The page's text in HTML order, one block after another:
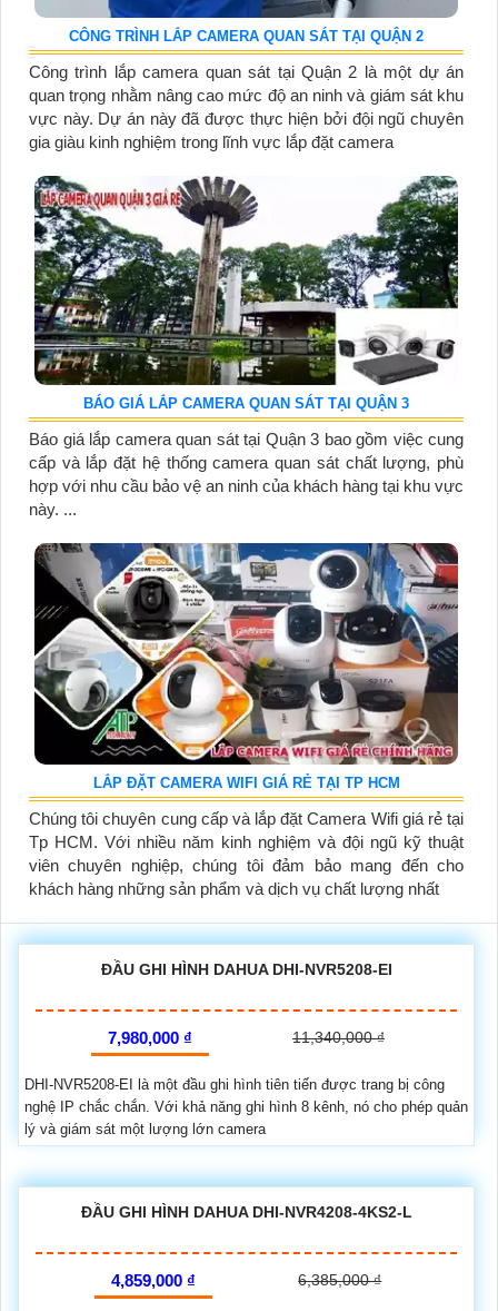
CÔNG TRÌNH LẮP CAMERA QUAN SÁT TẠI QUẬN 2
Công trình lắp camera quan sát tại Quận 2 là một dự án
quan trọng nhằm nâng cao mức độ an ninh và giám sát khu
vực này. Dự án này đã được thực hiện bởi đội ngũ chuyên
gia giàu kinh nghiệm trong lĩnh vực lắp đặt camera
BÁO GIÁ LẮP CAMERA QUAN SÁT TẠI QUẬN 3
Báo giá lắp camera quan sát tại Quận 3 bao gồm việc cung
cấp và lắp đặt hệ thống camera quan sát chất lượng, phù
hợp với nhu cầu bảo vệ an ninh của khách hàng tại khu vực
này. ...
LẮP ĐẶT CAMERA WIFI GIÁ RẺ TẠI TP HCM
Chúng tôi chuyên cung cấp và lắp đặt Camera Wifi giá rẻ tại
Tp HCM. Với nhiều năm kinh nghiệm và đội ngũ kỹ thuật
viên chuyên nghiệp, chúng tôi đảm bảo mang đến cho
khách hàng những sản phẩm và dịch vụ chất lượng nhất
ĐẦU GHI HÌNH DAHUA DHI-NVR5208-EI
7,980,000 ₫ 11,340,000 ₫
DHI-NVR5208-EI là một đầu ghi hình tiên tiến được trang bị công
nghệ IP chắc chắn. Với khả năng ghi hình 8 kênh, nó cho phép quản
lý và giám sát một lượng lớn camera
ĐẦU GHI HÌNH DAHUA DHI-NVR4208-4KS2-L
4,859,000 ₫ 6,385,000 ₫